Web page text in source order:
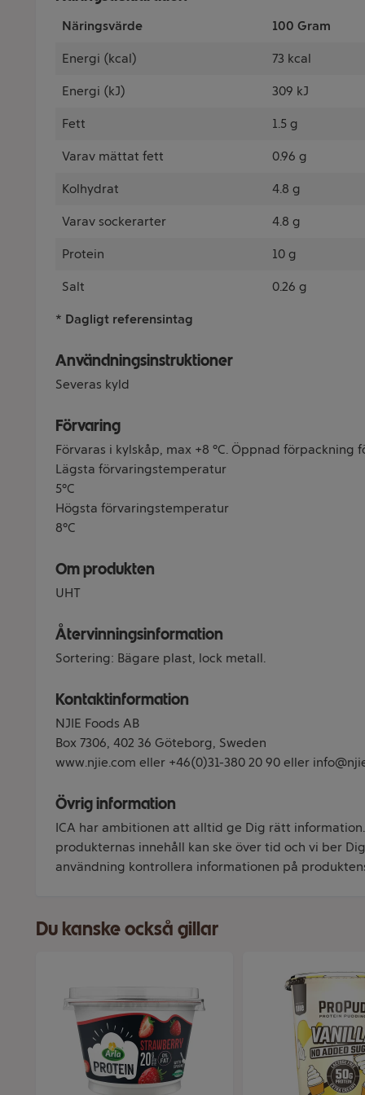
Näringsvärde 100 Gram
Energi (kcal) 73 kcal
Energi (kJ) 309 kJ
Fett 1.5 g
Varav mättat fett 0.96 g
Kolhydrat 4.8 g
Varav sockerarter 4.8 g
Protein 10 g
Salt 0.26 g
* Dagligt referensintag
Användningsinstruktioner
Severas kyld
Förvaring
Förvaras i kylskåp, max +8 °C. Öppnad förpackning
Lägsta förvaringstemperatur
5°C
Högsta förvaringstemperatur
8°C
Om produkten
UHT
Återvinningsinformation
Sortering: Bägare plast, lock metall.
Kontaktinformation
NJIE Foods AB
Box 7306, 402 36 Göteborg, Sweden
www.njie.com eller +46(0)31-380 20 90 eller
Övrig information
ICA har ambitionen att alltid ge Dig rätt
produkternas innehåll kan ske över tid och vi ber
användning kontrollera informationen på
Du kanske också gillar